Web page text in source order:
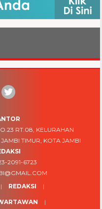
RT.08, KELURAHAN
TIMUR, KOTA JAMBI
2091-6723
REDAKSI